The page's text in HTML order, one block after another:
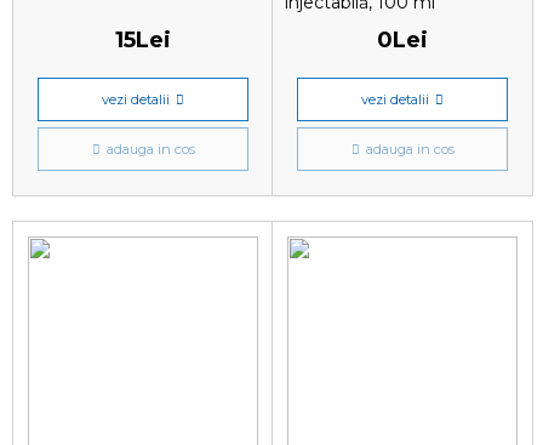
15Lei
vezi detalii
adauga in cos
0Lei
vezi detalii
adauga in cos